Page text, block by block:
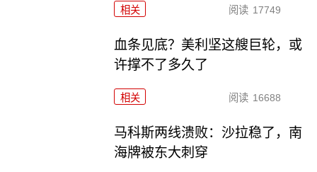
相关 阅读 17749
血条见底？美利坚这艘巨轮，或
许撑不了多久了
相关 阅读 16688
马科斯两线溃败：沙拉稳了，南
海牌被东大刺穿